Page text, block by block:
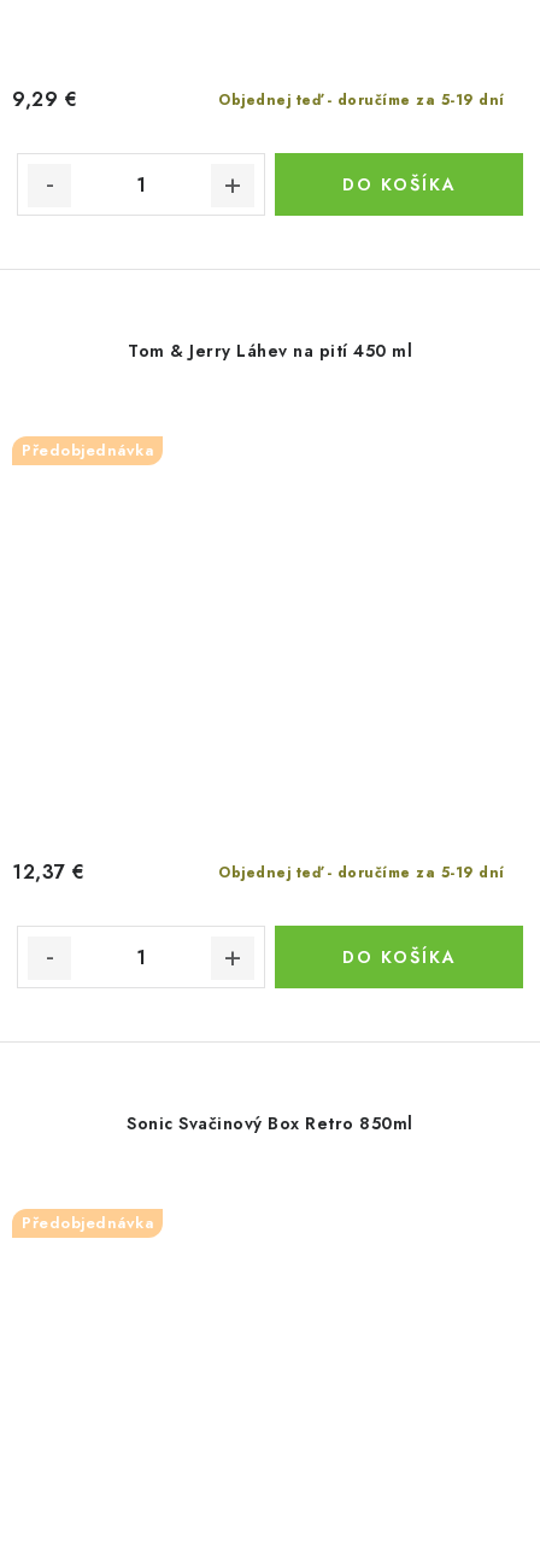
Objednej teď - doručíme za 5-19 dní
9,29 €
DO KOŠÍKA
Tom & Jerry Láhev na pití 450 ml
Předobjednávka
Objednej teď - doručíme za 5-19 dní
12,37 €
DO KOŠÍKA
Sonic Svačinový Box Retro 850ml
Předobjednávka